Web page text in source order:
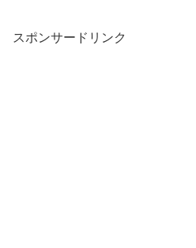
スポンサードリンク